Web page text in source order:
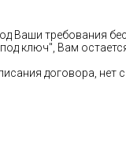
Ваши требования
ключ", Вам
договора, нет